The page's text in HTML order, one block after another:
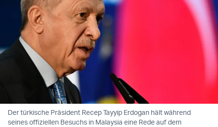
Der türkische Präsident Recep Tayyip Erdogan hält während
seines offiziellen Besuchs in Malaysia eine Rede auf dem